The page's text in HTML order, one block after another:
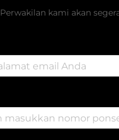
Perwakilan kami akan